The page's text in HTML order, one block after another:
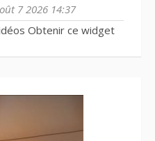
7 2026 14:37
Obtenir ce widget